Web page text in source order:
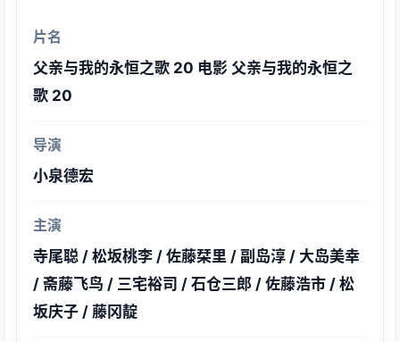
片名
父亲与我的永恒之歌 20 电影 父亲与我的永恒之
歌 20
导演
小泉德宏
主演
寺尾聪 / 松坂桃李 / 佐藤栞里 / 副岛淳 / 大岛美幸
/ 斋藤飞鸟 / 三宅裕司 / 石仓三郎 / 佐藤浩市 / 松
坂庆子 / 藤冈靛